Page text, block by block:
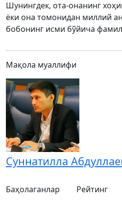
Шунингдек, ота-онанинг
ёки она томонидан миллий
бобонинг исми бўйича
Мақола муаллифи
Суннатилла
Баҳолаганлар
Рейтинг